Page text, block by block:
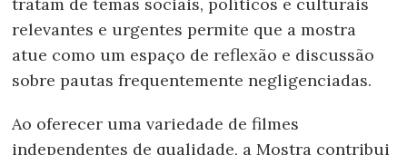
relevantes e urgentes permite que a mostra
atue como um espaço de reflexão e discussão
sobre pautas frequentemente negligenciadas.
Ao oferecer uma variedade de filmes
independentes de qualidade, a Mostra contribui